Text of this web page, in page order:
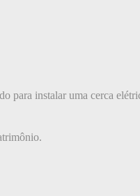
para instalar uma cerca